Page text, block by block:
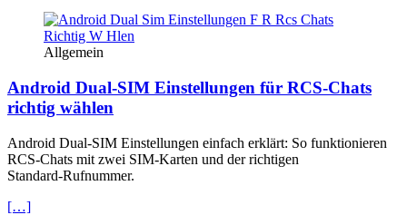
Allgemein
Android Dual‑SIM Einstellungen für RCS‑Chats
richtig wählen
Android Dual‑SIM Einstellungen einfach erklärt: So funktionieren
RCS‑Chats mit zwei SIM‑Karten und der richtigen
Standard‑Rufnummer.
[…]